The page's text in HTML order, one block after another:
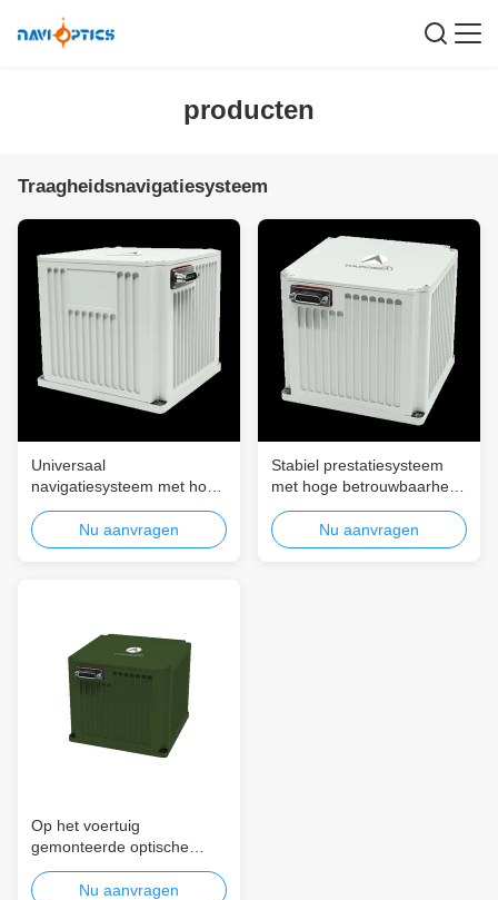
producten
Traagheidsnavigatiesysteem
Universaal
navigatiesysteem met hoge
betrouwbaarheid met
maritieme glasvezel
Nu aanvragen
Stabiel prestatiesysteem
met hoge betrouwbaarheid
TDF99A Universal Marine
Fiber Optic Inertial
Navigation System met
Nu aanvragen
Op het voertuig
gemonteerde optische
gyroposicioneringsapparatuur
voor landnavigatie TDF71A
Nu aanvragen